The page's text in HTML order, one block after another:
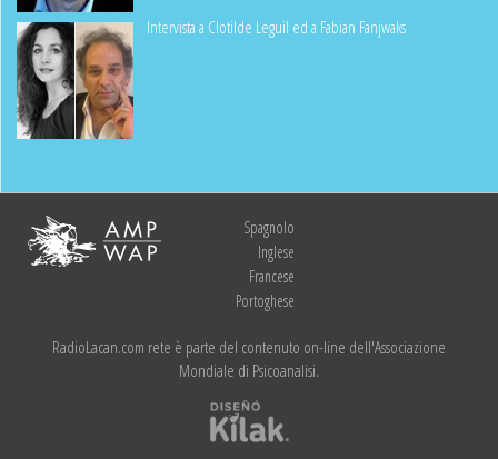
Intervista a Clotilde Leguil ed a Fabian Fanjwaks
Spagnolo
Inglese
Francese
Portoghese
RadioLacan.com rete è parte del contenuto on-line dell'Associazione
Mondiale di Psicoanalisi.